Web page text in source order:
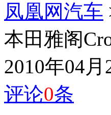
凤凰网汽车
本田雅阁
2010年04月
评论0条